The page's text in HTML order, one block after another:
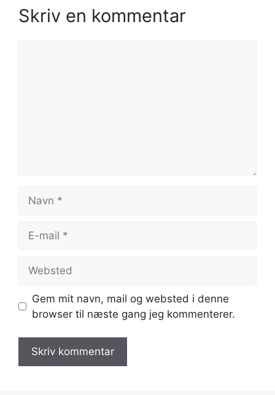
Skriv en kommentar
mail
Gem mit navn, mail og websted i denne
browser til næste gang jeg kommenterer.